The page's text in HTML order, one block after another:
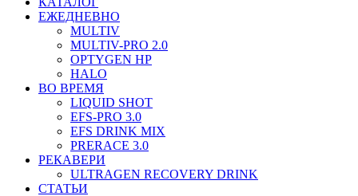
ЕЖЕДНЕВНО
MULTIV
MULTIV-PRO 2.0
OPTYGEN HP
HALO
ВО ВРЕМЯ
LIQUID SHOT
EFS-PRO 3.0
EFS DRINK MIX
PRERACE 3.0
РЕКАВЕРИ
ULTRAGEN RECOVERY DRINK
СТАТЬИ